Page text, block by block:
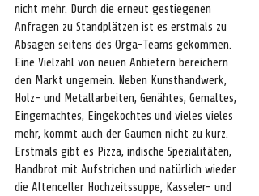
nicht mehr. Durch die erneut gestiegenen
Anfragen zu Standplätzen ist es erstmals zu
Absagen seitens des Orga-Teams gekommen.
Eine Vielzahl von neuen Anbietern bereichern
den Markt ungemein. Neben Kunsthandwerk,
Holz- und Metallarbeiten, Genähtes, Gemaltes,
Eingemachtes, Eingekochtes und vieles vieles
mehr, kommt auch der Gaumen nicht zu kurz.
Erstmals gibt es Pizza, indische Spezialitäten,
Handbrot mit Aufstrichen und natürlich wieder
die Altenceller Hochzeitssuppe, Kasseler- und